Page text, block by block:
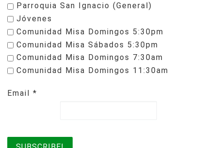
Parroquia San Ignacio (General)
Jóvenes
Comunidad Misa Domingos 5:30pm
Comunidad Misa Sábados 5:30pm
Comunidad Misa Domingos 7:30am
Comunidad Misa Domingos 11:30am
Email *